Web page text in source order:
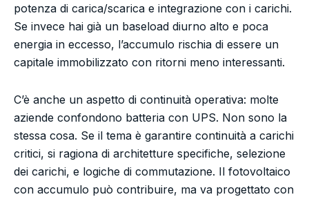
potenza di carica/scarica e integrazione con i carichi.
Se invece hai già un baseload diurno alto e poca
energia in eccesso, l’accumulo rischia di essere un
capitale immobilizzato con ritorni meno interessanti.
C’è anche un aspetto di continuità operativa: molte
aziende confondono batteria con UPS. Non sono la
stessa cosa. Se il tema è garantire continuità a carichi
critici, si ragiona di architetture specifiche, selezione
dei carichi, e logiche di commutazione. Il fotovoltaico
con accumulo può contribuire, ma va progettato con